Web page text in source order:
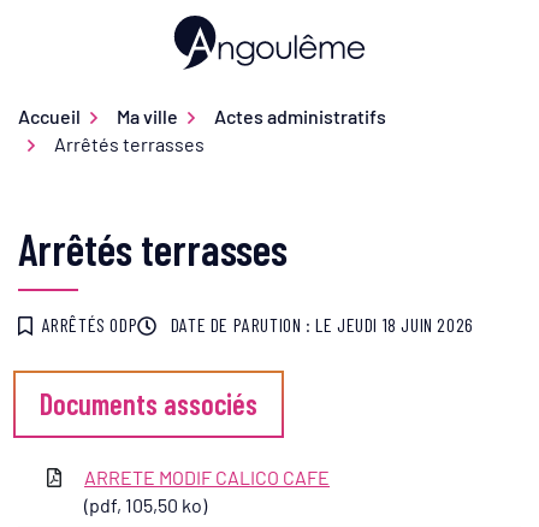
Ville d'Angoulême
Accueil Ma ville
Actes administratifs
Arrêtés terrasses
Arrêtés terrasses
ARRÊTÉS ODP DATE DE PARUTION : LEJEUDI 18 JUIN 2026
Documents associés
ARRETE MODIF CALICO CAFE
(pdf, 105,50 ko)